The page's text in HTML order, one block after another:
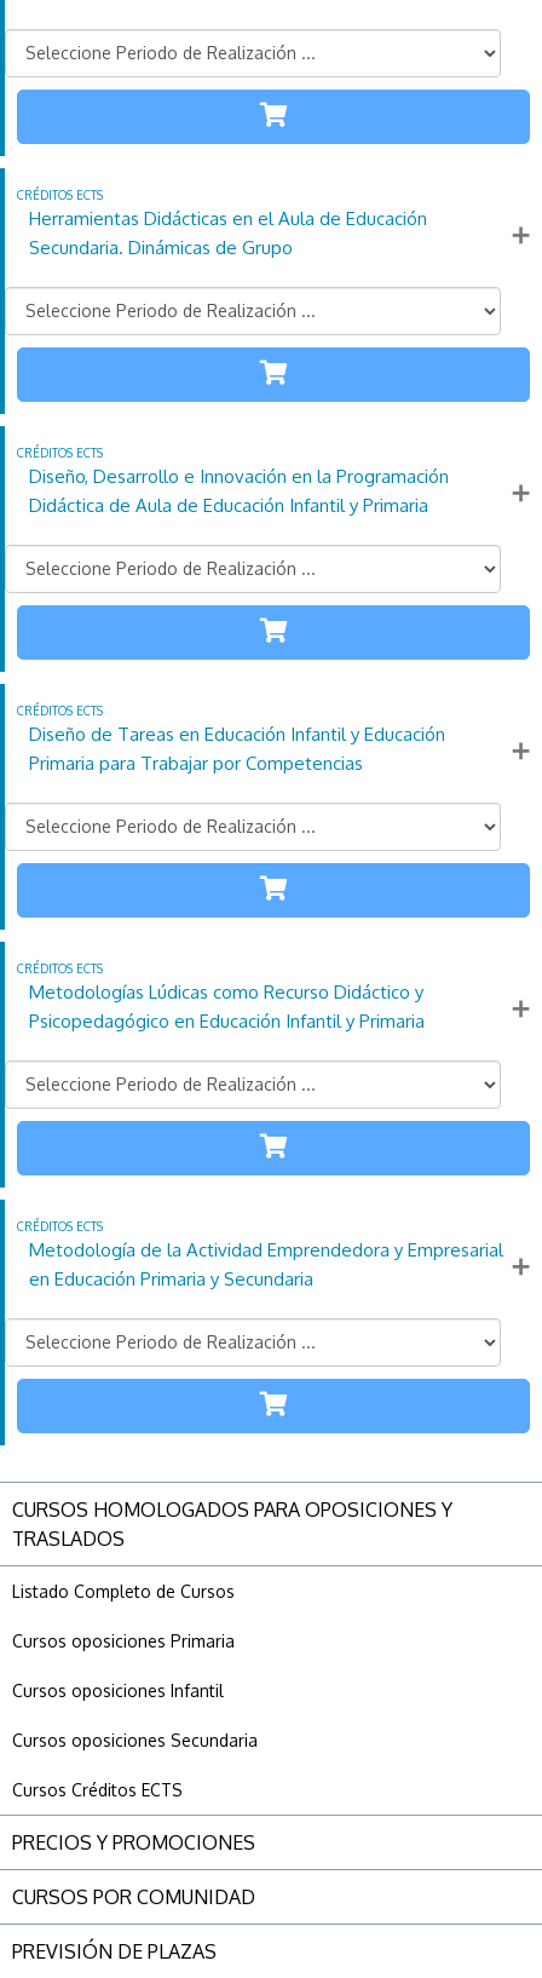
CURSOS HOMOLOGADOS PARA OPOSICIONES Y
TRASLADOS
Listado Completo de Cursos
Cursos oposiciones Primaria
Cursos oposiciones Infantil
Cursos oposiciones Secundaria
Cursos Créditos ECTS
PRECIOS Y PROMOCIONES
CURSOS POR COMUNIDAD
PREVISIÓN DE PLAZAS
SECUNDARIA
110Horas 4 21días
Más información
Herramientas Didácticas en el Aula de Educación
Secundaria. Dinámicas de Grupo
SECUNDARIA
110Horas 4 21días
Más información
Diseño, Desarrollo e Innovación en la Programación
Didáctica de Aula de Educación Infantil y Primaria
PRIMARIA
110 4Créditos
21
Más información
Diseño de Tareas en Educación Infantil y Educación
Primaria para Trabajar por Competencias
PRIMARIA
110 4Créditos
21
Más información
Metodologías Lúdicas como Recurso Didáctico y
Psicopedagógico en Educación Infantil y Primaria
PRIMARIA
110 4Créditos
21
Más información
Metodología de la Actividad Emprendedora y Empresarial
en Educación Primaria y Secundaria
SECUNDARIA
110 4Créditos
21
Más información